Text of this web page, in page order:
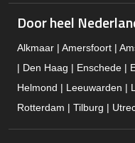
Door heel
Alkmaar | Amersfoort |
| Den Haag | Enschede |
Helmond | Leeuwarden |
Rotterdam | Tilburg |